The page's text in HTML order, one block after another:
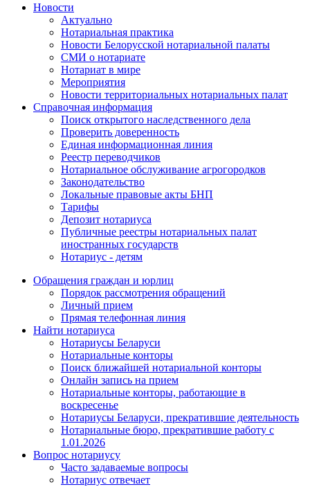
Новости
Актуально
Нотариальная практика
Новости Белорусской нотариальной палаты
СМИ о нотариате
Нотариат в мире
Мероприятия
Новости территориальных нотариальных палат
Справочная информация
Поиск открытого наследственного дела
Проверить доверенность
Единая информационная линия
Реестр переводчиков
Нотариальное обслуживание агрогородков
Законодательство
Локальные правовые акты БНП
Тарифы
Депозит нотариуса
Публичные реестры нотариальных палат
иностранных государств
Нотариус - детям
Обращения граждан и юрлиц
Порядок рассмотрения обращений
Личный прием
Прямая телефонная линия
Найти нотариуса
Нотариусы Беларуси
Нотариальные конторы
Поиск ближайшей нотариальной конторы
Онлайн запись на прием
Нотариальные конторы, работающие в
воскресенье
Нотариусы Беларуси, прекратившие деятельность
Нотариальные бюро, прекратившие работу с
1.01.2026
Вопрос нотариусу
Часто задаваемые вопросы
Нотариус отвечает